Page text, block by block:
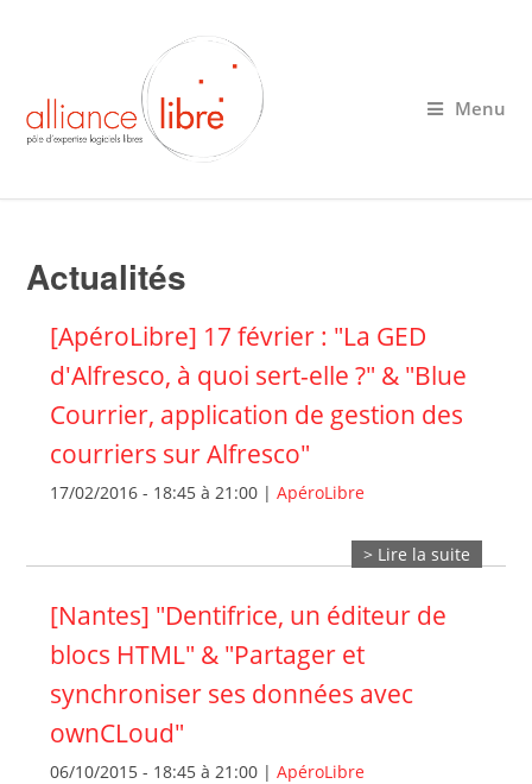
Menu
Actualités
[ApéroLibre] 17 février : "La GED
d'Alfresco, à quoi sert-elle ?" & "Blue
Courrier, application de gestion des
courriers sur Alfresco"
17/02/2016 - 18:45 à21:00 |ApéroLibre
> Lire la suite
[Nantes] "Dentifrice, un éditeur de
blocs HTML" & "Partager et
synchroniser ses données avec
ownCLoud"
06/10/2015 - 18:45 à21:00 |ApéroLibre